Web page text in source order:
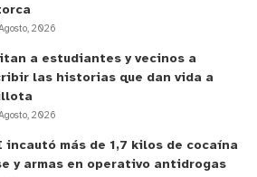
2026
a estudiantes y vecinos a
las historias que dan vida a
2026
incautó más de 1,7 kilos de cocaína
y armas en operativo antidrogas